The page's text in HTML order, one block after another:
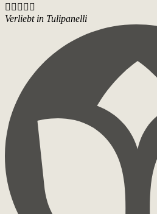
    
Verliebt in Tulipanelli